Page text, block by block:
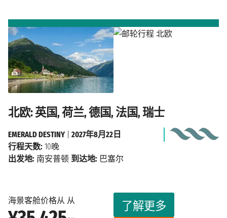
北欧: 英国, 荷兰, 德国, 法国, 瑞士
海景客舱价格从 从
了解更多
EMERALD DESTINY
2027年8月22日
行程天数: 10晚
出发地: 南安普顿 到达地: 巴塞尔